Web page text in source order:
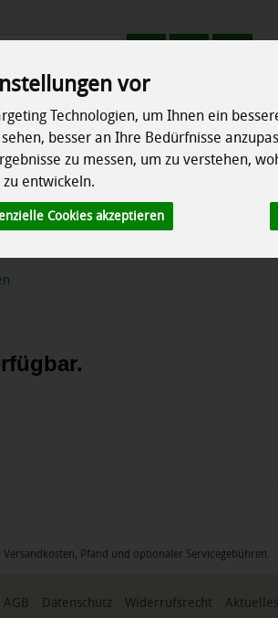
vor
Technologien, um Ihnen ein
besser an Ihre Bedürfnisse
zu messen, um zu verstehen,
entwickeln.
Cookies akzeptieren
Ökokisten
So geht's Info
Pfand und optionaler
AGB Datenschutz Widerrufsrecht Aktuelles